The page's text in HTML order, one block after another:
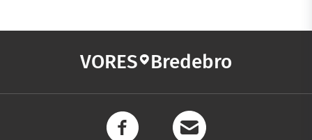
VORES Bredebro